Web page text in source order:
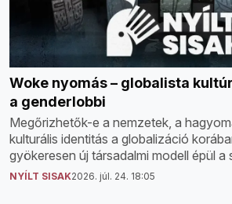
Woke nyomás – globalista
a genderlobbi
Megőrizhetők-e a nemzetek, a
kulturális identitás a globalizáció
gyökeresen új társadalmi modell épül a
NYÍLT SISAK2026. júl. 24. 18:05